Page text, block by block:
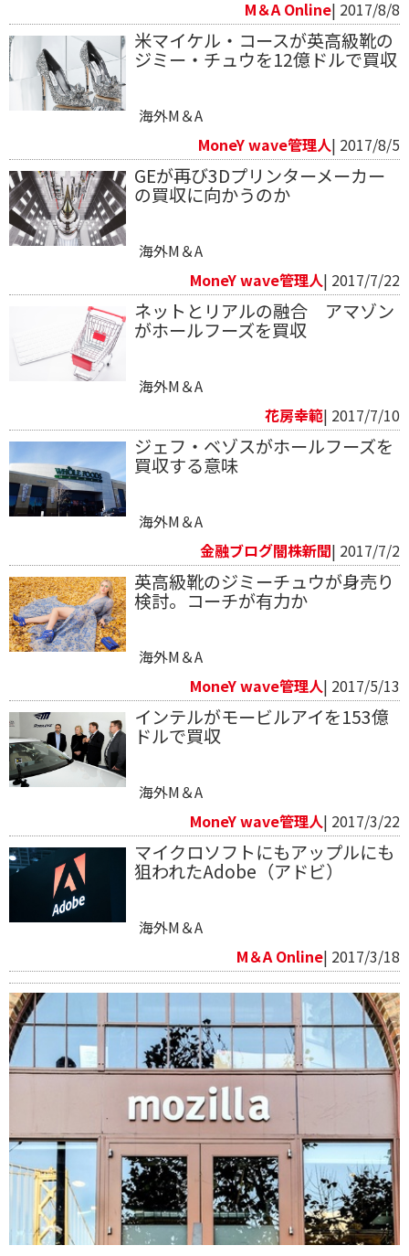
M＆A Online| 2017/8/8
米マイケル・コースが英高級靴の
ジミー・チュウを12億ドルで買収
海外M＆A
MoneY wave管理人| 2017/8/5
GEが再び3Dプリンターメーカー
の買収に向かうのか
海外M＆A
MoneY wave管理人| 2017/7/22
ネットとリアルの融合 アマゾン
がホールフーズを買収
海外M＆A
花房幸範​| 2017/7/10
ジェフ・ベゾスがホールフーズを
買収する意味
海外M＆A
金融ブログ闇株新聞| 2017/7/2
英高級靴のジミーチュウが身売り
検討。コーチが有力か
海外M＆A
MoneY wave管理人| 2017/5/13
インテルがモービルアイを153億
ドルで買収
海外M＆A
MoneY wave管理人| 2017/3/22
マイクロソフトにもアップルにも
狙われたAdobe（アドビ）
海外M＆A
M＆A Online| 2017/3/18